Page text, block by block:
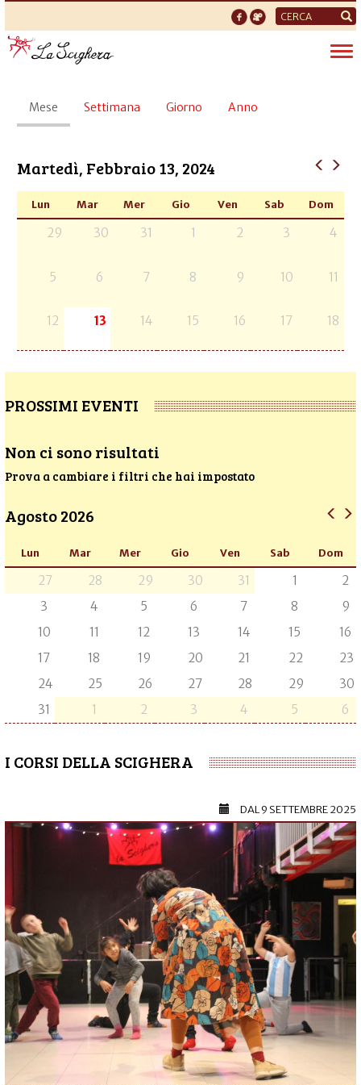
Form
di
ricerca
Schede
primarie
Mese (scheda
attiva)
Settimana Giorno Anno
Martedì, Febbraio 13, 2024
Lun Mar Mer Gio Ven Sab Dom
29 30 31 1 2 3 4
5 6 7 8 9 10 11
12 13 14 15 16 17 18
PROSSIMI EVENTI
Non ci sono risultati
Prova a cambiare i filtri che hai impostato
Agosto 2026
Lun Mar Mer Gio Ven Sab Dom
27 28 29 30 31 1
2
3
4 5 6 7 8
9
10
11 12 13 14 15
16
17
18 19 20 21 22
23
24
25 26 27 28 29
30
31
1 2 3 4 5 6
I CORSI DELLA SCIGHERA
DAL9 SETTEMBRE 2025